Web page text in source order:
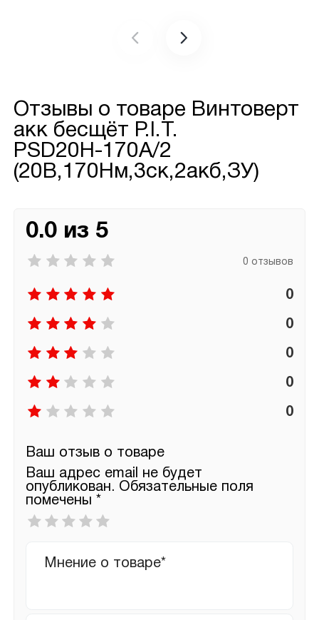
Отзывы о товаре Винтоверт
акк бесщёт P.I.T.
PSD20Н-170A/2
(20B,170Нм,3ск,2акб,ЗУ)
0.0 из 5
0 отзывов
0
0
0
0
0
Ваш отзыв о товаре
Ваш адрес email не будет
опубликован. Обязательные поля
помечены *
Ваша
оценка
отзыв